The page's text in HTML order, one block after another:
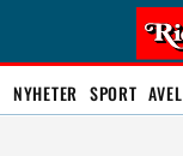
NYHETER SPORT AVEL